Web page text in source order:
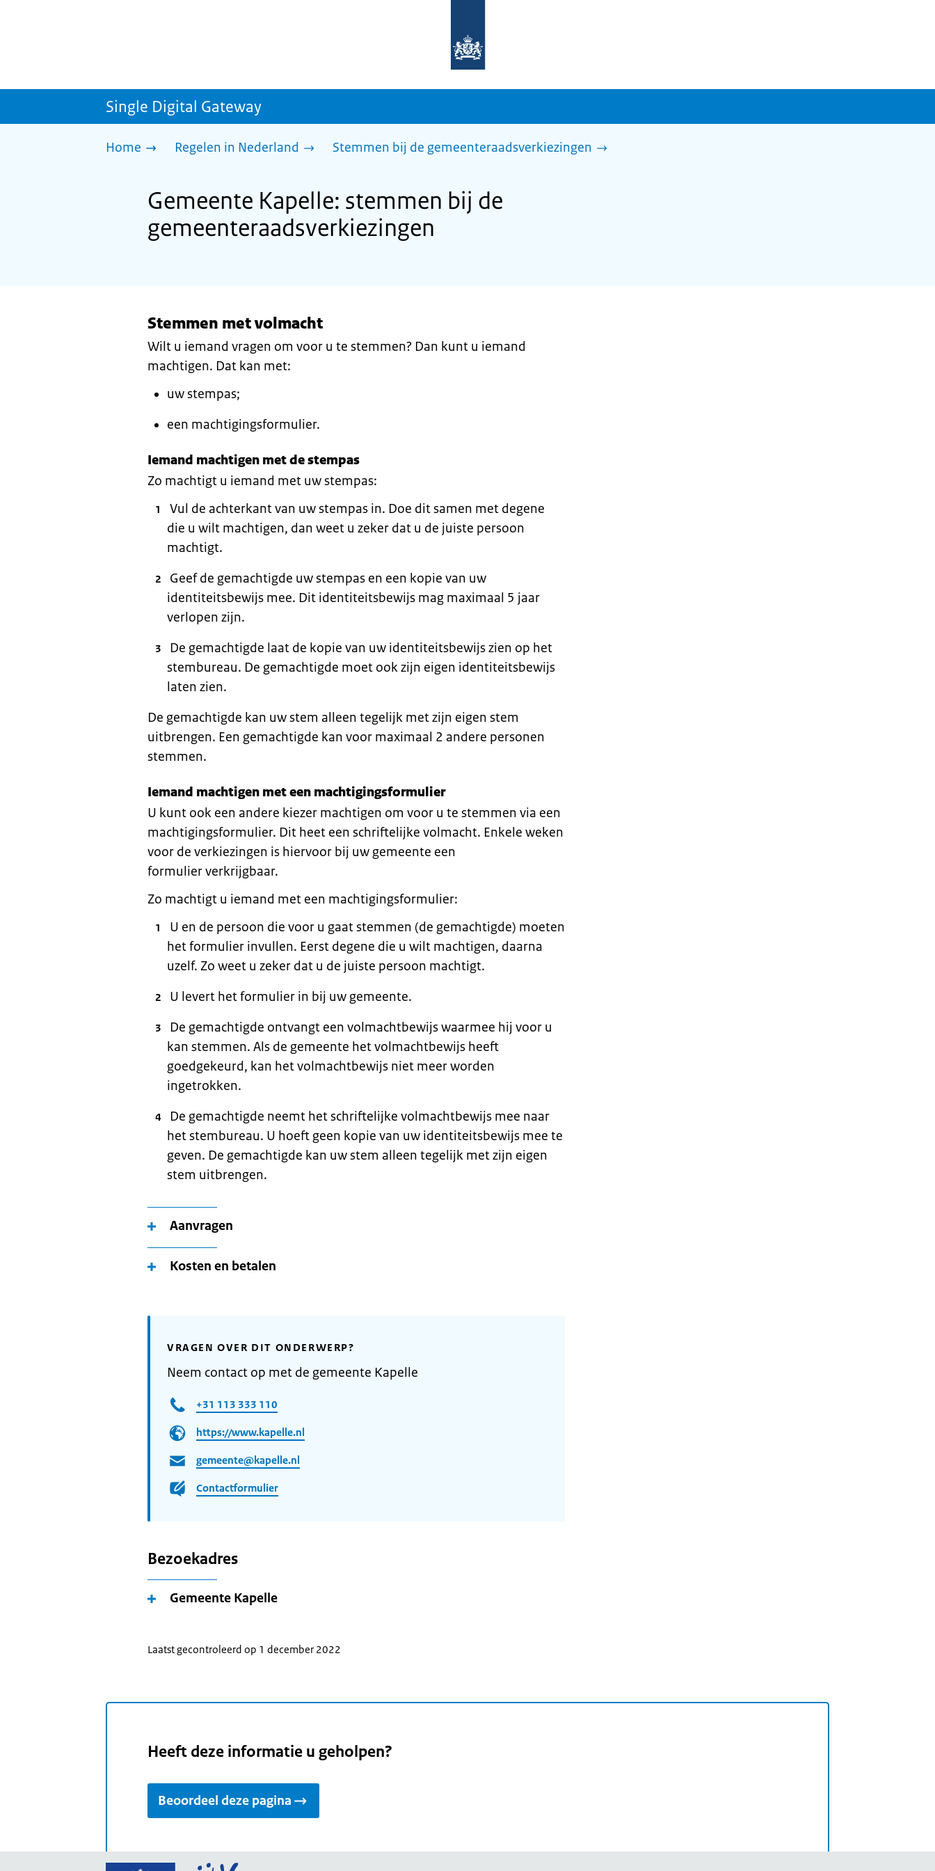
homepage
sdg.rijksoverheid.nl
Single Digital Gateway
Home Regelen in Nederland Stemmen bij de gemeenteraadsverkiezingen
Gemeente Kapelle: stemmen bij de
gemeenteraadsverkiezingen
Stemmen met volmacht
Wilt u iemand vragen om voor u te stemmen? Dan kunt u iemand
machtigen. Dat kan met:
uw stempas;
een machtigingsformulier.
Iemand machtigen met de stempas
Zo machtigt u iemand met uw stempas:
Vul de achterkant van uw stempas in. Doe dit samen met degene
die u wilt machtigen, dan weet u zeker dat u de juiste persoon
machtigt.
Geef de gemachtigde uw stempas en een kopie van uw
identiteitsbewijs mee. Dit identiteitsbewijs mag maximaal 5 jaar
verlopen zijn.
De gemachtigde laat de kopie van uw identiteitsbewijs zien op het
stembureau. De gemachtigde moet ook zijn eigen identiteitsbewijs
laten zien.
De gemachtigde kan uw stem alleen tegelijk met zijn eigen stem
uitbrengen. Een gemachtigde kan voor maximaal 2 andere personen
stemmen.
Iemand machtigen met een machtigingsformulier
U kunt ook een andere kiezer machtigen om voor u te stemmen via een
machtigingsformulier. Dit heet een schriftelijke volmacht. Enkele weken
voor de verkiezingen is hiervoor bij uw gemeente een
formulier verkrijgbaar.
Zo machtigt u iemand met een machtigingsformulier:
U en de persoon die voor u gaat stemmen (de gemachtigde) moeten
het formulier invullen. Eerst degene die u wilt machtigen, daarna
uzelf. Zo weet u zeker dat u de juiste persoon machtigt.
U levert het formulier in bij uw gemeente.
De gemachtigde ontvangt een volmachtbewijs waarmee hij voor u
kan stemmen. Als de gemeente het volmachtbewijs heeft
goedgekeurd, kan het volmachtbewijs niet meer worden
ingetrokken.
De gemachtigde neemt het schriftelijke volmachtbewijs mee naar
het stembureau. U hoeft geen kopie van uw identiteitsbewijs mee te
geven. De gemachtigde kan uw stem alleen tegelijk met zijn eigen
stem uitbrengen.
Aanvragen
Kosten en betalen
VRAGEN OVER DIT ONDERWERP?
Neem contact op met de gemeente Kapelle
+31 113 333 110
https://www.kapelle.nl
gemeente@kapelle.nl
Contactformulier
Bezoekadres
Gemeente Kapelle
Laatst gecontroleerd op 1 december 2022
Heeft deze informatie u geholpen?
Beoordeel deze pagina